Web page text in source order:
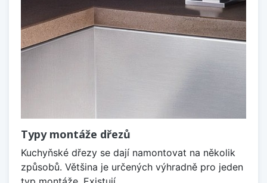
Typy montáže dřezů
Kuchyňské dřezy se dají namontovat na několik
způsobů. Většina je určených výhradně pro jeden